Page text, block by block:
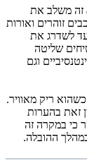
מאיר את לילות ה-UWCL בעונת 25/26, כדור adidas זה משלב את
זוהרים ואורות
לשדרג את
שליטה
וגם
ריק מאוויר.
זאת בהערות
כי במקרה זה
ההובלה.